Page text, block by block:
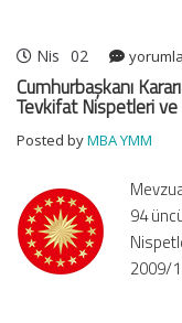
Nis 02
Kararı
9707
193
5520
Sayılı
Kanun
Tevkifat
Cumhurbaşkanı
Tevkifat Nispetleri
Posted byMBA YMM
94
2009/